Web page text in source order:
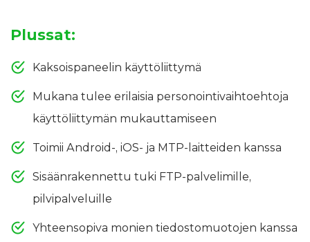
Plussat:
Kaksoispaneelin käyttöliittymä
Mukana tulee erilaisia personointivaihtoehtoja
käyttöliittymän mukauttamiseen
Toimii Android-, iOS- ja MTP-laitteiden kanssa
Sisäänrakennettu tuki FTP-palvelimille,
pilvipalveluille
Yhteensopiva monien tiedostomuotojen kanssa